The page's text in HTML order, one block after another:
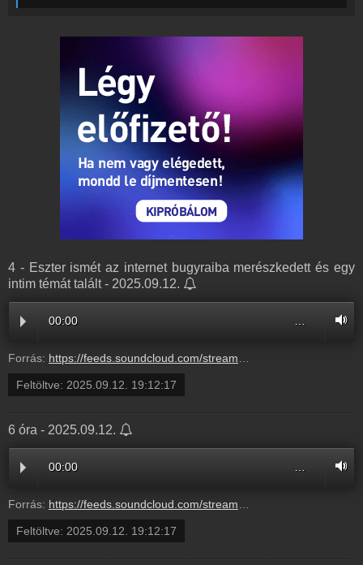
4 - Eszter ismét az internet bugyraiba merészkedett és egy
intim témát talált - 2025.09.12.
00:00
Forrás: https://feeds.soundcloud.com/stream/2169533004-radio1hungary-4-eszter-ismet-az-internet-bugyraiba-mereszkedett-es-egy-intim-temat-talalt-4.mp3
Feltöltve: 2025.09.12. 19:12:17
6 óra - 2025.09.12.
00:00
Forrás: https://feeds.soundcloud.com/stream/2169533001-radio1hungary-866796a4-b309-44e4-9569-b517138d03a0.mp3
Feltöltve: 2025.09.12. 19:12:17